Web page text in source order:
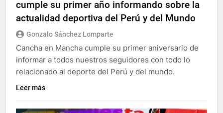
cumple su primer año informando sobre la
actualidad deportiva del Perú y del Mundo
Gonzalo Sánchez Lomparte
Cancha en Mancha cumple su primer aniversario de
informar a todos nuestros seguidores con todo lo
relacionado al deporte del Perú y del mundo.
Leer más